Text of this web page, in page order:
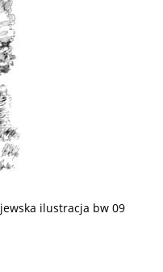
ilustracja bw 09